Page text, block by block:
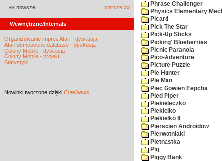
«« nowsze starsze »»
Wewnętrzne/Internals
Organizowanie imprez Atari - dyskusja
Atari demoscene database - dyskusja
Colony Mobile - dyskusja
Colony Mobile - projekt
Statystyki
Nowinki tworzone dzięki CuteNews
Phrase Challenger
Physics Elementary
Picard
Pick The Star
Pick-Up Sticks
Picking' Blueberries
Picnic Paranoia
Pico-Adventure
Picture Puzzle
Pie Hunter
Pie Man
Piec Gowien Eepcha
Pied Piper
Piekieleczko
Piekielko
Piekielko II
Pierscien Androidow
Pierwotniaki
Pietnastka
Pig
Piggy Bank